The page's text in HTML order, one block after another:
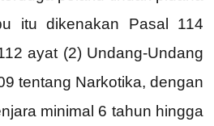
itu dikenakan Pasal 114
ayat (2) Undang-Undang
tentang Narkotika, dengan
minimal 6 tahun hingga